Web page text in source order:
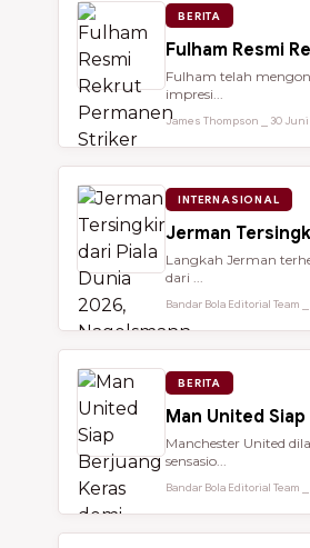
BERITA
Fulham Resmi
Fulham telah
impresi...
James Thompson ⎯ 30 Juni
INTERNASIONAL
Jerman
Langkah Jerman
dari ...
Bandar Bola Editorial Team
BERITA
Man United
Manchester United
sensasio...
Bandar Bola Editorial Team